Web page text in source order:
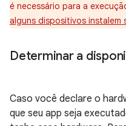
é necessário para a
alguns dispositivos instalem
Determinar a
Caso você declare o
que seu app seja